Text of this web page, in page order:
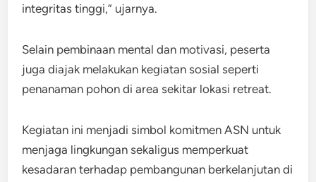
integritas tinggi,” ujarnya.
Selain pembinaan mental dan motivasi, peserta
juga diajak melakukan kegiatan sosial seperti
penanaman pohon di area sekitar lokasi retreat.
Kegiatan ini menjadi simbol komitmen ASN untuk
menjaga lingkungan sekaligus memperkuat
kesadaran terhadap pembangunan berkelanjutan di